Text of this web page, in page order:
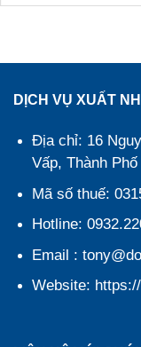
DỊCH VỤ XUẤT
Địa chỉ: 16
Vấp, Thành
Mã số thuế:
Hotline:
Email :
Website: